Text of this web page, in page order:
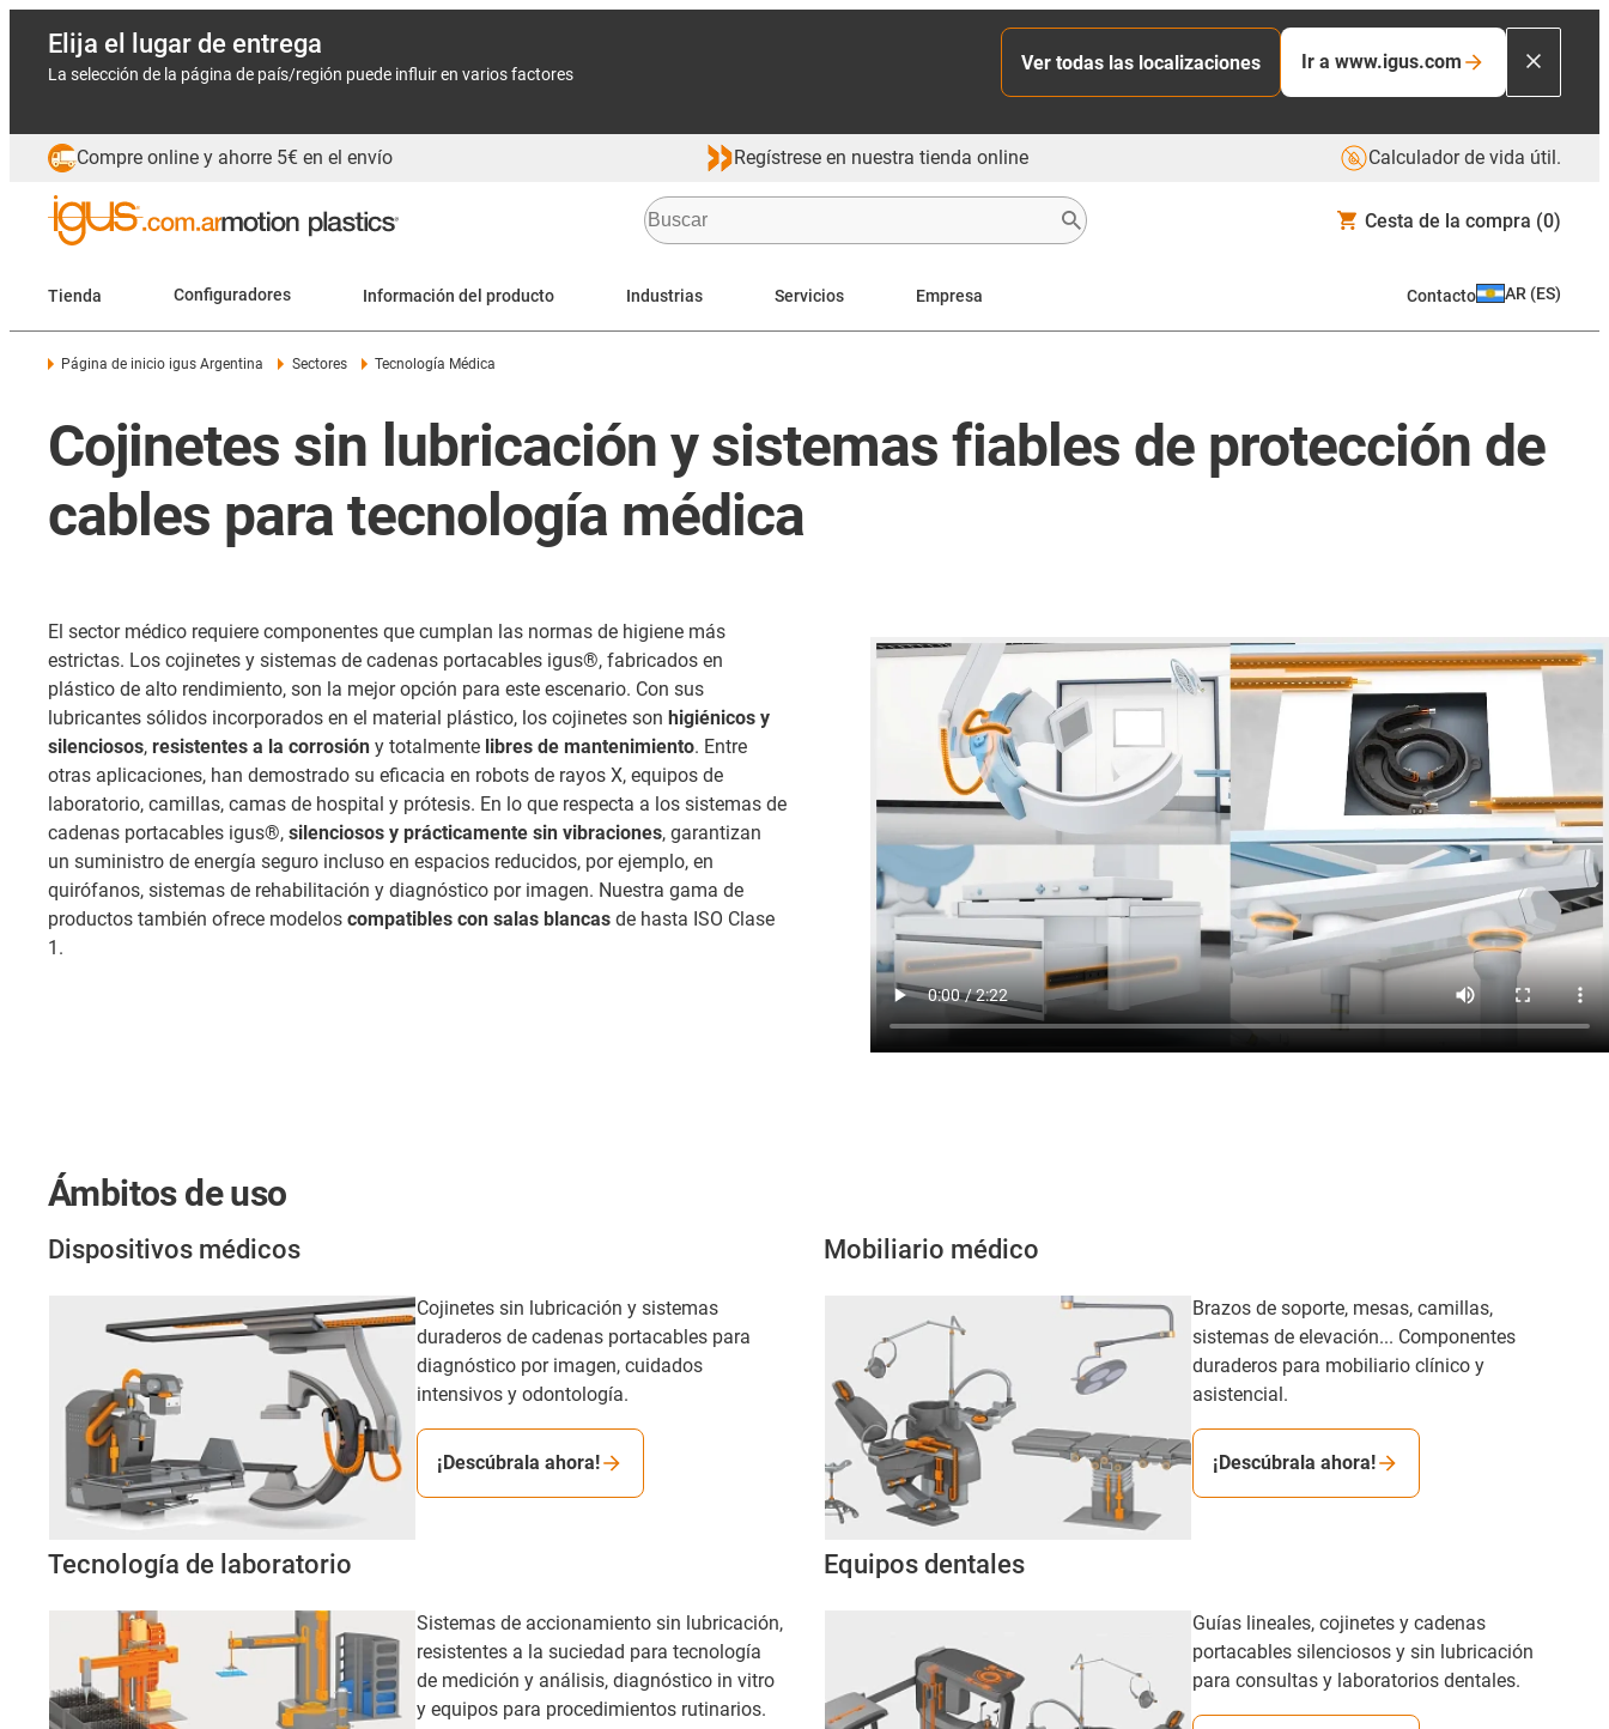
Elija el lugar de entrega
La selección de la página de país/región puede influir en varios factores
Ver todas las localizaciones Ir a www.igus.com
Compre online y ahorre 5€ en el envío Regístrese en nuestra tienda online Calculador de vida útil.
Cesta de la compra (0)
Tienda Configuradores Información del producto Industrias Servicios Empresa Contacto AR (ES)
Página de inicio igus Argentina Sectores Tecnología Médica
Cojinetes sin lubricación y sistemas fiables de protección de
cables para tecnología médica
El sector médico requiere componentes que cumplan las normas de higiene más
estrictas. Los cojinetes y sistemas de cadenas portacables igus®, fabricados en
plástico de alto rendimiento, son la mejor opción para este escenario. Con sus
lubricantes sólidos incorporados en el material plástico, los cojinetes son higiénicos y
silenciosos, resistentes a la corrosión y totalmente libres de mantenimiento. Entre
otras aplicaciones, han demostrado su eficacia en robots de rayos X, equipos de
laboratorio, camillas, camas de hospital y prótesis. En lo que respecta a los sistemas de
cadenas portacables igus®, silenciosos y prácticamente sin vibraciones, garantizan
un suministro de energía seguro incluso en espacios reducidos, por ejemplo, en
quirófanos, sistemas de rehabilitación y diagnóstico por imagen. Nuestra gama de
productos también ofrece modelos compatibles con salas blancas de hasta ISO Clase
1.
Ámbitos de uso
Dispositivos médicos
Cojinetes sin lubricación y sistemas
duraderos de cadenas portacables para
diagnóstico por imagen, cuidados
intensivos y odontología.
¡Descúbrala ahora!
Mobiliario médico
Brazos de soporte, mesas, camillas,
sistemas de elevación... Componentes
duraderos para mobiliario clínico y
asistencial.​
¡Descúbrala ahora!
Tecnología de laboratorio
Sistemas de accionamiento sin lubricación,
resistentes a la suciedad para tecnología
de medición y análisis, diagnóstico in vitro
y equipos para procedimientos rutinarios.
Equipos dentales
Guías lineales, cojinetes y cadenas
portacables silenciosos y sin lubricación
para consultas y laboratorios dentales.